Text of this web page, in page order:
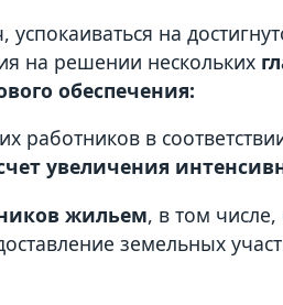
на
на решении нескольких
обеспечения:
работников в
увеличения
жильем, в том
земельных